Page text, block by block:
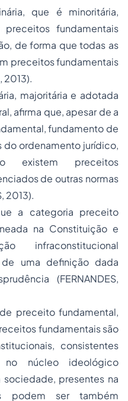
que é minoritária,
fundamentais
de forma que todas as
preceitos fundamentais
2013).
majoritária e adotada
afirma que, apesar de a
fundamento de
do ordenamento jurídico,
existem preceitos
de outras normas
2013).
a categoria preceito
na Constituição e
infraconstitucional
de uma definição dada
(FERNANDES,
preceito fundamental,
fundamentais são
consistentes
no núcleo ideológico
presentes na
podem ser também